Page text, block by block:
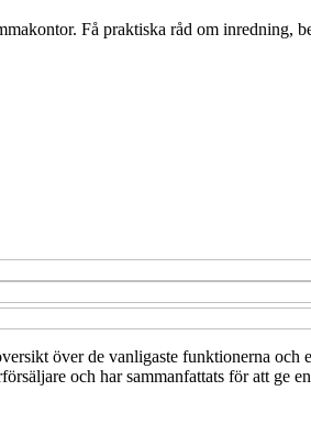
Få praktiska råd om inredning,
över de vanligaste funktionerna och
och har sammanfattats för att ge